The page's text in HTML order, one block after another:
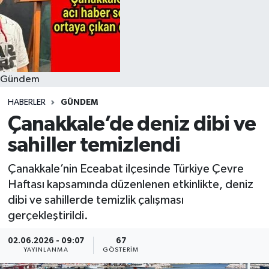
Gündem
HABERLER GÜNDEM
Çanakkale’de deniz dibi ve
sahiller temizlendi
Çanakkale’nin Eceabat ilçesinde Türkiye Çevre
Haftası kapsamında düzenlenen etkinlikte, deniz
dibi ve sahillerde temizlik çalışması
gerçekleştirildi.
02.06.2026 - 09:07
YAYINLANMA
67
GÖSTERIM